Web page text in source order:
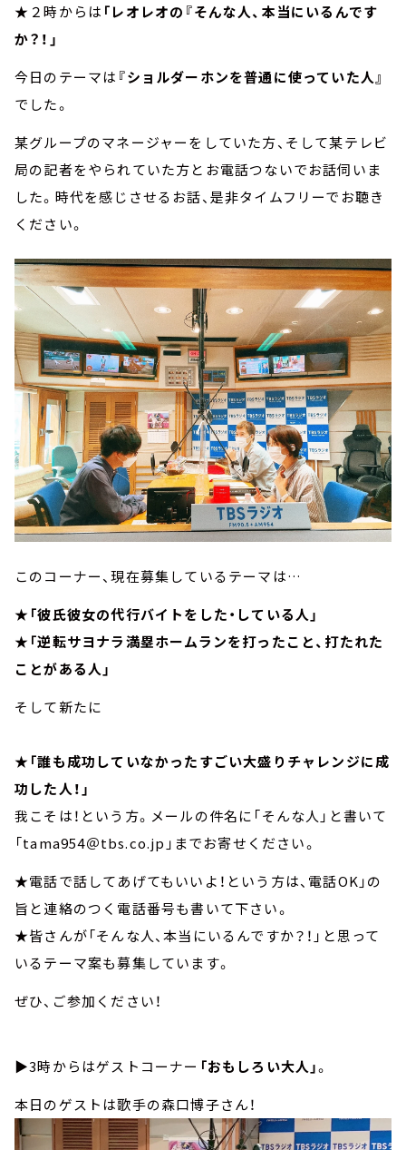
★２時からは 「レオレオの『そんな人、本当にいるんです
か？！」
今日のテーマは 『ショルダーホンを普通に使っていた人』
でした。
某グループのマネージャーをしていた方、そして某テレビ
局の記者をやられていた方とお電話つないでお話伺いま
した。時代を感じさせるお話、是非タイムフリーでお聴き
ください。
このコーナー、現在募集しているテーマは…
★「彼氏彼女の代行バイトをした・している人」
★ 「逆転サヨナラ満塁ホームランを打ったこと、打たれた
ことがある人」
そして新たに
★「誰も成功していなかったすごい大盛りチャレンジに成
功した人！」
我こそは！という方。メールの件名に「そんな人」と書いて
「tama954＠tbs.co.jp」までお寄せください。
★電話で話してあげてもいいよ！という方は、電話OK」の
旨と連絡のつく電話番号も書いて下さい。
★皆さんが「そんな人、本当にいるんですか？！」と思って
いるテーマ案も募集しています。
ぜひ、ご参加ください！
▶3時からはゲストコーナー 「おもしろい大人」。
本日のゲストは歌手の森口博子さん！